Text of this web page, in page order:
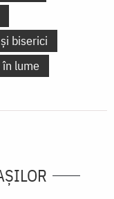
biserici
lume